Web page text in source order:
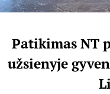
Patikimas NT
užsienyje